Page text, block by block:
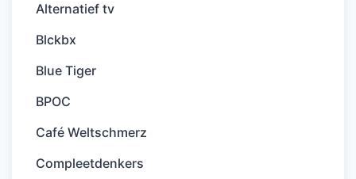
Alternatief tv
Blckbx
Blue Tiger
BPOC
Café Weltschmerz
Compleetdenkers